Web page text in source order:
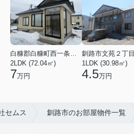
白糠郡白糠町西一条南４丁目
2LDK (72.04㎡)
7万円
釧路市文苑２丁目
1LDK (30.98㎡)
4.5万円
セムス 釧路市のお部屋物件一覧